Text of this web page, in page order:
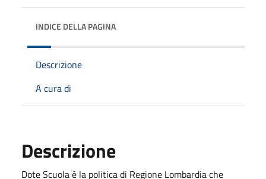
INDICE DELLA PAGINA
Descrizione
A cura di
Descrizione
Dote Scuola è la politica di Regione Lombardia che